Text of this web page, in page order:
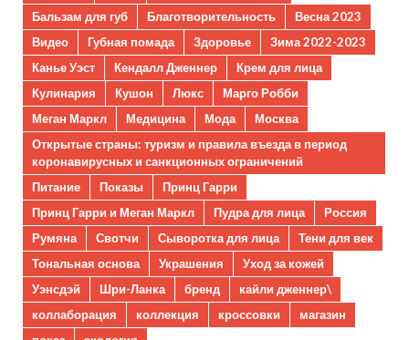
Бальзам для губ
Благотворительность
Весна 2023
Видео
Губная помада Здоровье
Зима 2022-2023
Канье Уэст
Кендалл Дженнер
Крем для лица
Кулинария
Кушон Люкс
Марго Робби
Меган Маркл
Медицина Мода
Москва
Открытые страны: туризм и правила въезда в период
коронавирусных и санкционных ограничений
Питание
Показы
Принц Гарри
Принц Гарри и Меган Маркл
Пудра для лица
Россия
Румяна
Свотчи Сыворотка для лица
Тени для век
Тональная основа
Украшения
Уход за кожей
Уэнсдэй
Шри-Ланка бренд
кайли дженнер\
коллаборация
коллекция кроссовки
магазин